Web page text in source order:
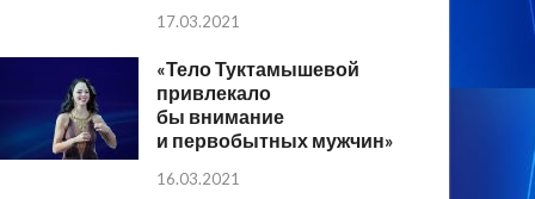
17.03.2021
«Тело Туктамышевой
привлекало
бы внимание
и первобытных мужчин»
16.03.2021